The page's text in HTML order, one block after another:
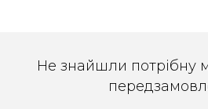
Не знайшли потрібну